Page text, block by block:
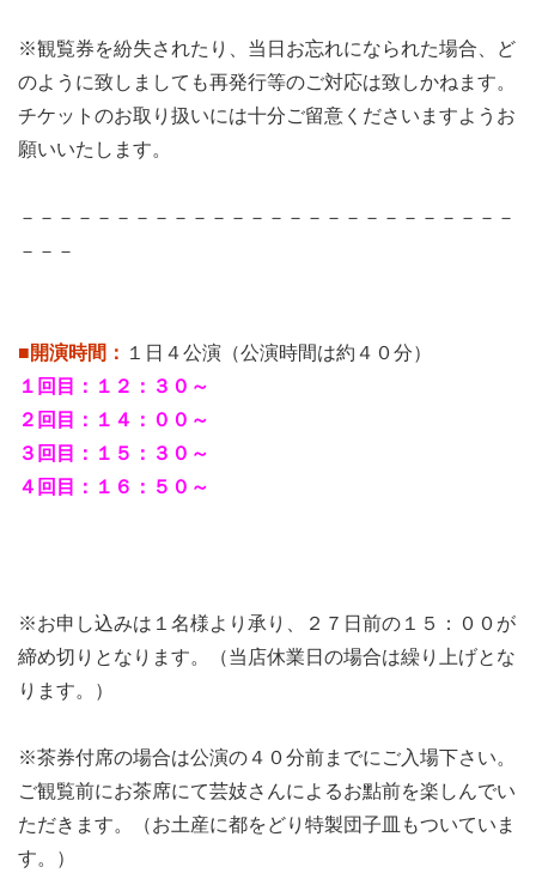
※観覧券を紛失されたり、当日お忘れになられた場合、ど
のように致しましても再発行等のご対応は致しかねます。
チケットのお取り扱いには十分ご留意くださいますようお
願いいたします。
－－－－－－－－－－－－－－－－－－－－－－－－－－
－－－
■開演時間： １日４公演（公演時間は約４０分）
１回目：１２：３０～
２回目：１４：００～
３回目：１５：３０～
４回目：１６：５０～
※お申し込みは１名様より承り、２７日前の１５：００が
締め切りとなります。（当店休業日の場合は繰り上げとな
ります。）
※茶券付席の場合は公演の４０分前までにご入場下さい。
ご観覧前にお茶席にて芸妓さんによるお點前を楽しんでい
ただきます。（お土産に都をどり特製団子皿もついていま
す。）